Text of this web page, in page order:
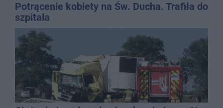
Potrącenie kobiety na Św. Ducha. Trafiła do
szpitala